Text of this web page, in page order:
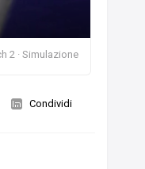
2 · Simulazione
Condividi